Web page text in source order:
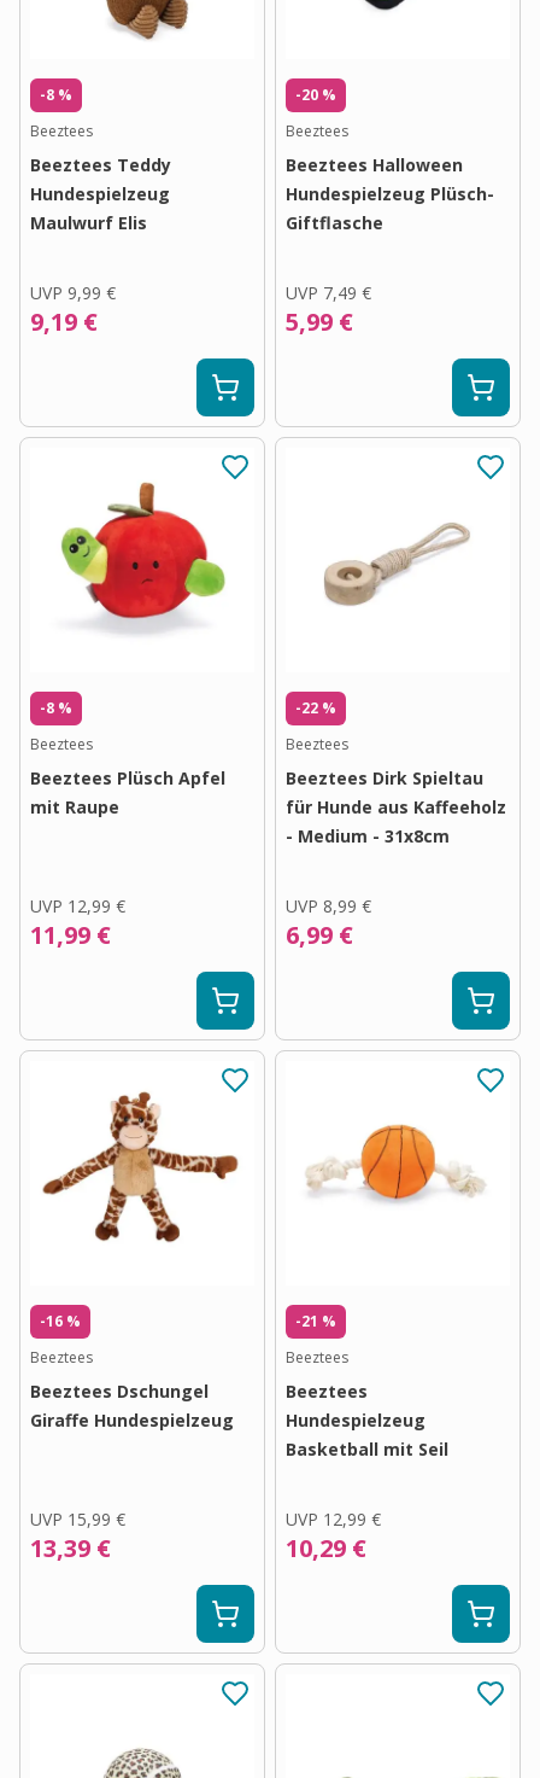
-8 %
Beeztees
Beeztees Teddy
Hundespielzeug
Maulwurf Elis
UVP 9,99 €
9,19 €
-20 %
Beeztees
Beeztees Halloween
Hundespielzeug Plüsch-
Giftflasche
UVP 7,49 €
5,99 €
-8 %
Beeztees
Beeztees Plüsch Apfel
mit Raupe
UVP 12,99 €
11,99 €
-22 %
Beeztees
Beeztees Dirk Spieltau
für Hunde aus Kaffeeholz
- Medium - 31x8cm
UVP 8,99 €
6,99 €
-16 %
Beeztees
Beeztees Dschungel
Giraffe Hundespielzeug
UVP 15,99 €
13,39 €
-21 %
Beeztees
Beeztees
Hundespielzeug
Basketball mit Seil
UVP 12,99 €
10,29 €